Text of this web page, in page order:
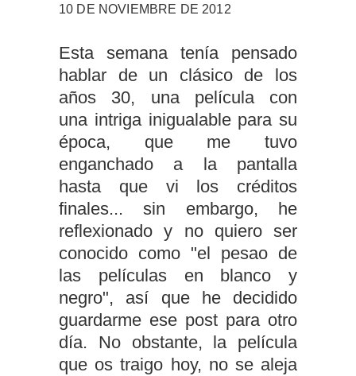
10 DE NOVIEMBRE DE 2012
Esta semana tenía pensado
hablar de un clásico de los
años 30, una película con
una intriga inigualable para su
época, que me tuvo
enganchado a la pantalla
hasta que vi los créditos
finales... sin embargo, he
reflexionado y no quiero ser
conocido como "el pesao de
las películas en blanco y
negro", así que he decidido
guardarme ese post para otro
día. No obstante, la película
que os traigo hoy, no se aleja